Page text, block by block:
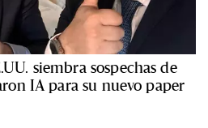
siembra sospechas de
IA para su nuevo paper